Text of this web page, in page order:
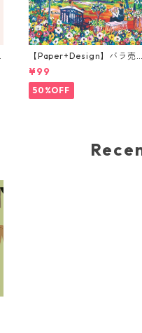
【Paper+Design】バラ売
り2枚 ランチサイズ ペーパ
ーナプキン Portchie Art
ading in the Garden イエ
ロー
¥99
50%OFF